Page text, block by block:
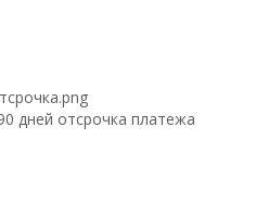
дней отсрочка платежа